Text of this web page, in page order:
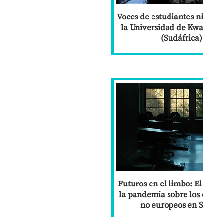
Voces de estudiantes
la Universidad de
(Sudáfrica)
Futuros en el limbo:
la pandemia sobre los
no europeos en